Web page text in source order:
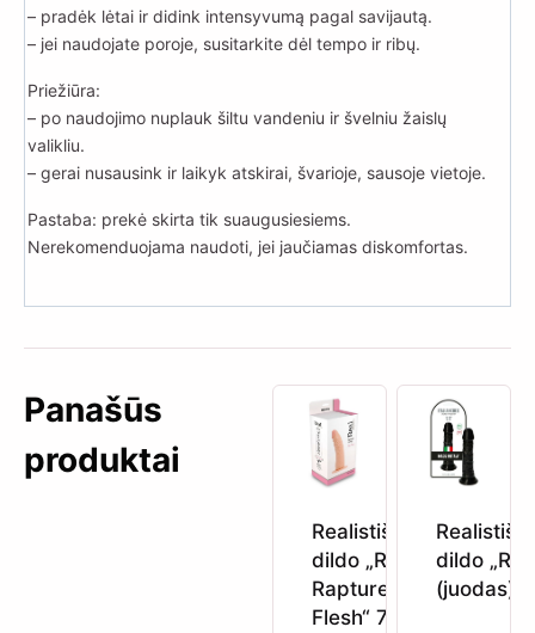
– pradėk lėtai ir didink intensyvumą pagal savijautą.
– jei naudojate poroje, susitarkite dėl tempo ir ribų.
Priežiūra:
– po naudojimo nuplauk šiltu vandeniu ir švelniu žaislų
valikliu.
– gerai nusausink ir laikyk atskirai, švarioje, sausoje vietoje.
Pastaba: prekė skirta tik suaugusiesiems.
Nerekomenduojama naudoti, jei jaučiamas diskomfortas.
Panašūs
produktai
Realistiškas
dildo „Real
Rapture
Flesh“ 7″
dildo
(juodas)